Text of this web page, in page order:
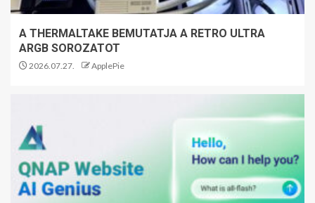
A THERMALTAKE BEMUTATJA A RETRO ULTRA
ARGB SOROZATOT
2026.07.27. ApplePie